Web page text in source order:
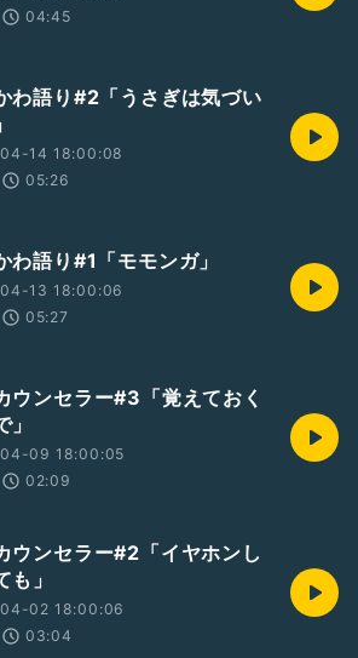
04:45
わ語り#2「うさぎは気づい
14 18:00:08
05:26
わ語り#1「モモンガ」
13 18:00:06
05:27
ウンセラー#3「覚えておく
」
09 18:00:05
02:09
ウンセラー#2「イヤホンし
も」
02 18:00:06
03:04